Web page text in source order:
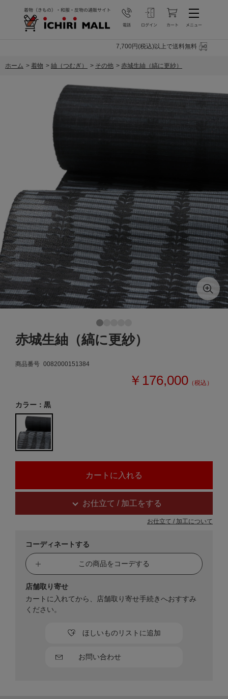
7,700円(税込)以上で送料無料
ホーム > 着物 > 紬（つむぎ） > その他 > 赤城生紬（縞に更紗）
赤城生紬（縞に更紗）
商品番号 0082000151384
￥176,000 （税込）
カラー：黒
お仕立て / 加工をする
お仕立て / 加工について
コーディネートする
この商品をコーデする
お問い合わせ
ほしいものリストに追加
店舗取り寄せ
カートに入れてから、店舗取り寄せ手続きへおすすみ
ください。